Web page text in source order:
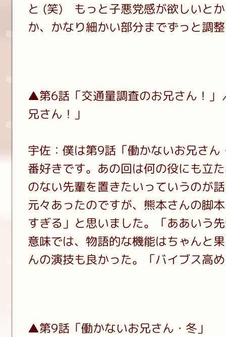
と (笑) もっと子悪党感が欲しいと
か、かなり細かい部分までずっと調
▲第6話「交通量調査のお兄さん！」
兄さん！」
宇佐：僕は第9話「働かないお兄さ
番好きです。あの回は何の役にも立
のない先輩を置きたいっていうのが
元々あったのですが、熊本さんの脚
すぎる」と思いました。「ああいう
意味では、物語的な機能はちゃんと
んの演技も良かった。「バイブス高
▲第9話「働かないお兄さん・冬」